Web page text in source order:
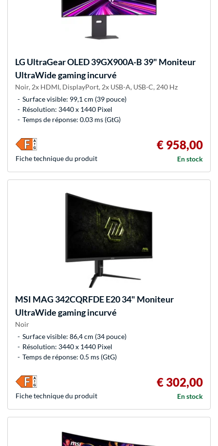
LG UltraGear OLED 39GX900A-B 39" Moniteur
UltraWide gaming incurvé
Noir, 2x HDMI, DisplayPort, 2x USB-A, USB-C, 240 Hz
Surface visible: 99,1 cm (39 pouce)
Résolution: 3440 x 1440 Pixel
Temps de réponse: 0.03 ms (GtG)
€ 958,00
En stock
Fiche technique du produit
MSI MAG 342CQRFDE E20 34" Moniteur
UltraWide gaming incurvé
Noir
Surface visible: 86,4 cm (34 pouce)
Résolution: 3440 x 1440 Pixel
Temps de réponse: 0.5 ms (GtG)
€ 302,00
En stock
Fiche technique du produit